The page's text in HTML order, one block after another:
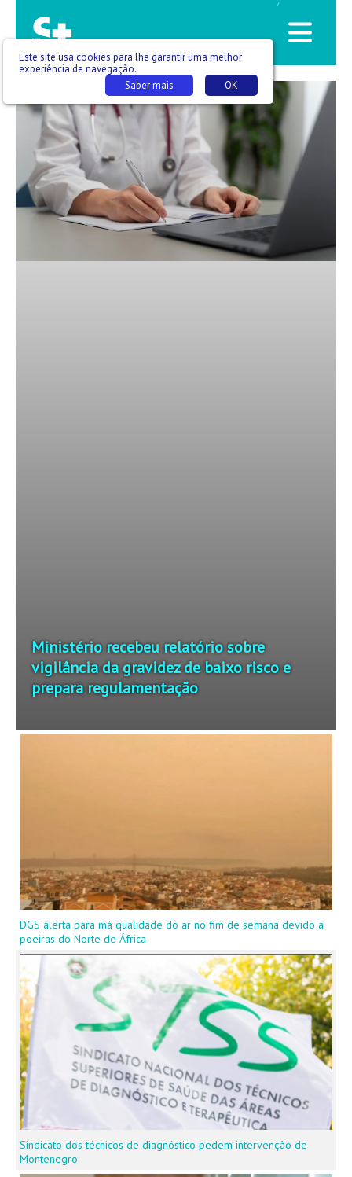
/
Ministério recebeu relatório sobre
vigilância da gravidez de baixo risco e
prepara regulamentação
DGS alerta para má qualidade do ar no fim de semana devido a
poeiras do Norte de África
Sindicato dos técnicos de diagnóstico pedem intervenção de
Montenegro
Este site usa cookies para lhe garantir uma melhor
experiência de navegação.
OK
Saber mais